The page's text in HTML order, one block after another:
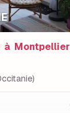
à Montpellier